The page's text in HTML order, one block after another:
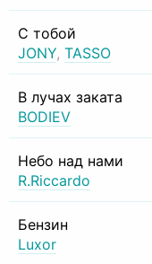
С тобой
JONY, TASSO
В лучах заката
BODIEV
Небо над нами
R.Riccardo
Бензин
Luxor